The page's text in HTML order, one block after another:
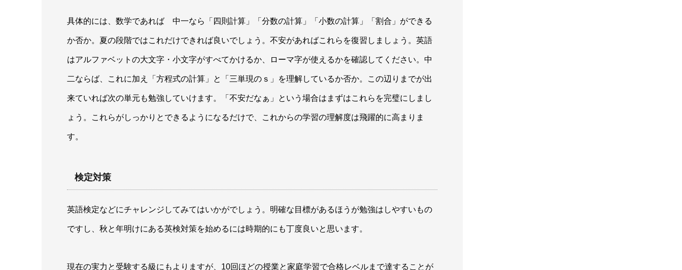
具体的には、数学であれば 中一なら「四則計算」「分数の計算」「小数の計算」「割合」ができる
か否か。夏の段階ではこれだけできれば良いでしょう。不安があればこれらを復習しましょう。英語
はアルファベットの大文字・小文字がすべてかけるか、ローマ字が使えるかを確認してください。中
二ならば、これに加え「方程式の計算」と「三単現のｓ」を理解しているか否か。この辺りまでが出
来ていれば次の単元も勉強していけます。「不安だなぁ」という場合はまずはこれらを完璧にしまし
ょう。これらがしっかりとできるようになるだけで、これからの学習の理解度は飛躍的に高まりま
す。
検定対策
英語検定などにチャレンジしてみてはいかがでしょう。明確な目標があるほうが勉強はしやすいもの
ですし、秋と年明けにある英検対策を始めるには時期的にも丁度良いと思います。
現在の実力と受験する級にもよりますが、10回ほどの授業と家庭学習で合格レベルまで達することが